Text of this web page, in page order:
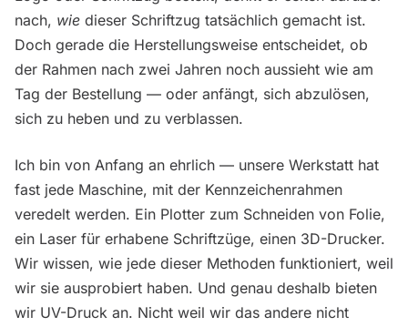
nach, wie dieser Schriftzug tatsächlich gemacht ist.
Doch gerade die Herstellungsweise entscheidet, ob
der Rahmen nach zwei Jahren noch aussieht wie am
Tag der Bestellung — oder anfängt, sich abzulösen,
sich zu heben und zu verblassen.
Ich bin von Anfang an ehrlich — unsere Werkstatt hat
fast jede Maschine, mit der Kennzeichenrahmen
veredelt werden. Ein Plotter zum Schneiden von Folie,
ein Laser für erhabene Schriftzüge, einen 3D-Drucker.
Wir wissen, wie jede dieser Methoden funktioniert, weil
wir sie ausprobiert haben. Und genau deshalb bieten
wir UV-Druck an. Nicht weil wir das andere nicht